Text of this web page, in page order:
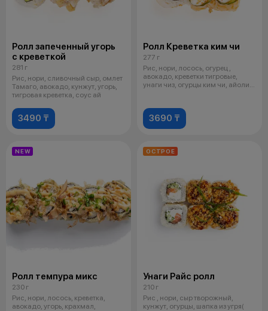
Ролл запеченный угорь
с креветкой
281 г
Рис, нори, сливочный сыр, омлет
Тамаго, авокадо, кунжут, угорь,
тигровая креветка, соус ай
3490 ₸
Ролл Креветка ким чи
277 г
Рис, нори, лосось, огурец ,
авокадо, креветки тигровые,
унаги чиз, огурцы ким чи, айоли
3690 ₸
NEW
Ролл темпура микс
230 г
Рис, нори, лосось, креветка,
авокадо, угорь, крахмал,
ОСТРОЕ
Унаги Райс ролл
210 г
Рис , нори, сыр творожный,
кунжут, огурцы, шапка из угря(